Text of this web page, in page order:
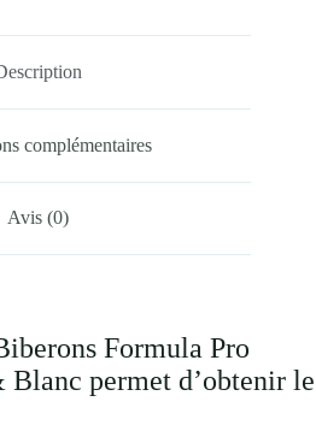
complémentaires
Avis (0)
Formula Pro
permet d’obtenir le